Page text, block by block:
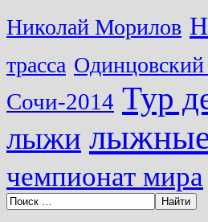
Николай Морилов
трасса
Сочи-2014 Тур
лыжи
чемпионат мира